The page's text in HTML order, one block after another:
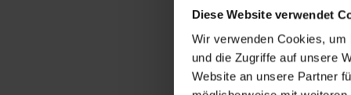
Diese Website verwendet
Wir verwenden Cookies,
und die Zugriffe auf unsere
Website an unsere Partner